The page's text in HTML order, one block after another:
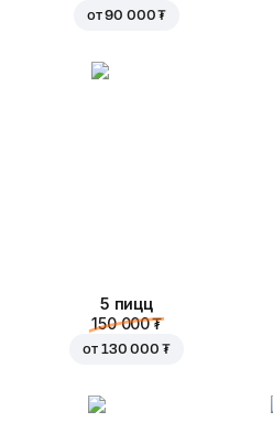
от90 000 ₮
5 пицц
150 000 ₮
от 130 000 ₮